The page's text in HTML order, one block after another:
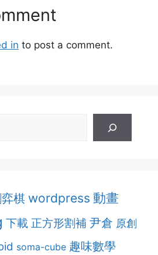
in to post a comment.
棋 wordpress 動畫
下載 正方形割補 尹倉 原創
soma-cube 趣味數學